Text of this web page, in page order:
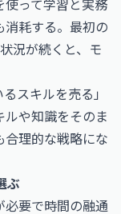
って学習と実務
耗する。最初の
況が続くと、モ
スキルを売る」
や知識をそのま
合理的な戦略にな
ぶ
要で時間の融通